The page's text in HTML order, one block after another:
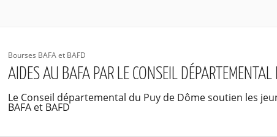
Bourses BAFA et BAFD
AIDES AU BAFA PAR LE CONSEIL
Le Conseil départemental du Puy de Dôme soutien les
BAFA et BAFD